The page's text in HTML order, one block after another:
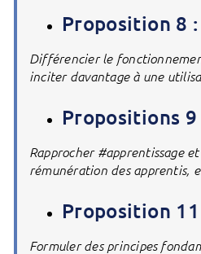
Proposition 8
Différencier le
inciter davantage à une
Propositions
Rapprocher #apprentissage
rémunération des apprentis,
Proposition
Formuler des principes